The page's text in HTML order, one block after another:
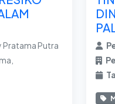
Pratama Putra